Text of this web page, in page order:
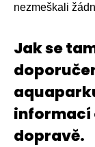
nezmeškali
Jak se
informací
dopravě.